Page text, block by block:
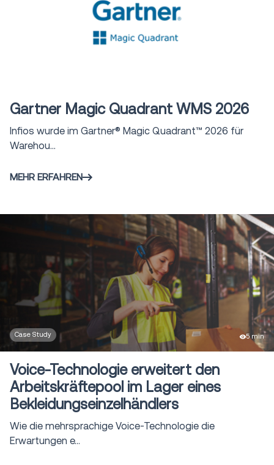
Gartner Magic Quadrant WMS 2026
Infios wurde im Gartner® Magic Quadrant™ 2026 für
Warehou...
MEHR ERFAHREN
Case Study 5 min
Voice-Technologie erweitert den
Arbeitskräftepool im Lager eines
Bekleidungseinzelhändlers
Wie die mehrsprachige Voice-Technologie die
Erwartungen e...